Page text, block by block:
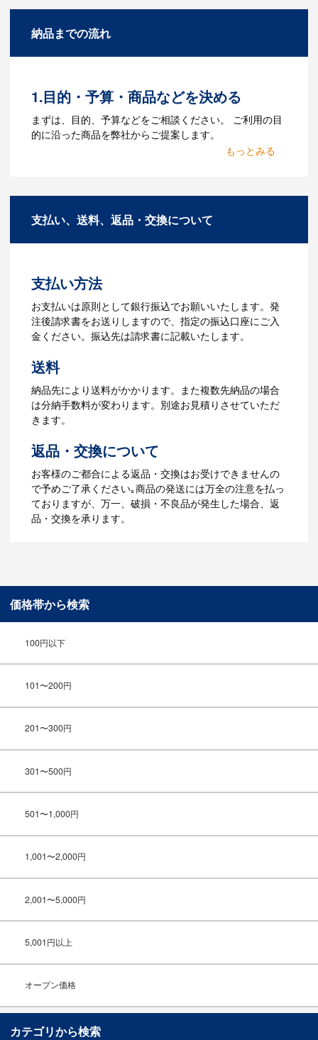
があります。Adobe illustratorのaiファイ
Q：ウェブサイトに掲載され
ていないオリジナルのノベル
タマイズが可能です。お気軽にご相談く
納品までの流れ
1.目的・予算・商品などを決める
まずは、目的、予算などをご相談ください。 ご利用の目
的に沿った商品を弊社からご提案します。
お見積を弊社からお出しします。
3.発注・データ入稿
ら、ご注文書をお送りします。
【名入れをする場合】名入れに必要なデ
ータをご入稿頂き、名入れイメージをデ
ータでご確認いただきます。
4.納品
【名入れをする場合】データのご入稿後
３週間程度で納品となります。
【名入れなしの場合】在庫がある場合、3
～5営業日程度で納品となります。
ご利用ガイドをもっとみる
支払い、送料、返品・交換について
支払い方法
お支払いは原則として銀行振込でお願いいたします。発
注後請求書をお送りしますので、指定の振込口座にご入
金ください。振込先は請求書に記載いたします。
送料
納品先により送料がかかります。また複数先納品の場合
は分納手数料が変わります。別途お見積りさせていただ
きます。
返品・交換について
お客様のご都合による返品・交換はお受けできませんの
で予めご了承ください｡商品の発送には万全の注意を払っ
ておりますが、万一、破損・不良品が発生した場合、返
品・交換を承ります。
価格帯から検索
100円以下
101〜200円
201〜300円
301〜500円
501〜1,000円
1,001〜2,000円
2,001〜5,000円
5,001円以上
オープン価格
カテゴリから検索